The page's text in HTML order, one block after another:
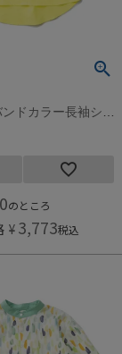
のところ
¥ 3,773税込